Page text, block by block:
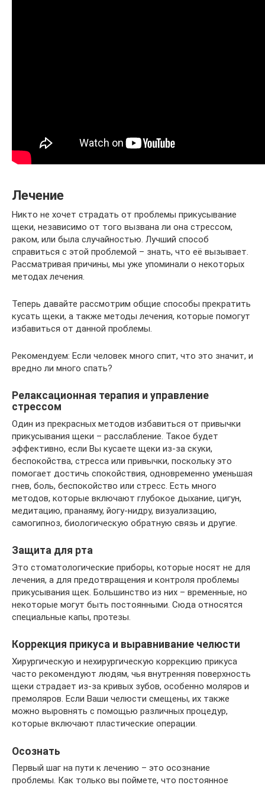
Лечение
Никто не хочет страдать от проблемы прикусывание
щеки, независимо от того вызвана ли она стрессом,
раком, или была случайностью. Лучший способ
справиться с этой проблемой – знать, что её вызывает.
Рассматривая причины, мы уже упоминали о некоторых
методах лечения.
Теперь давайте рассмотрим общие способы прекратить
кусать щеки, а также методы лечения, которые помогут
избавиться от данной проблемы.
Рекомендуем: Если человек много спит, что это значит, и
вредно ли много спать?
Релаксационная терапия и управление
стрессом
Один из прекрасных методов избавиться от привычки
прикусывания щеки – расслабление. Такое будет
эффективно, если Вы кусаете щеки из-за скуки,
беспокойства, стресса или привычки, поскольку это
помогает достичь спокойствия, одновременно уменьшая
гнев, боль, беспокойство или стресс. Есть много
методов, которые включают глубокое дыхание, цигун,
медитацию, пранаяму, йогу-нидру, визуализацию,
самогипноз, биологическую обратную связь и другие.
Защита для рта
Это стоматологические приборы, которые носят не для
лечения, а для предотвращения и контроля проблемы
прикусывания щек. Большинство из них – временные, но
некоторые могут быть постоянными. Сюда относятся
специальные капы, протезы.
Коррекция прикуса и выравнивание челюсти
Хирургическую и нехирургическую коррекцию прикуса
часто рекомендуют людям, чья внутренняя поверхность
щеки страдает из-за кривых зубов, особенно моляров и
премоляров. Если Ваши челюсти смещены, их также
можно выровнять с помощью различных процедур,
которые включают пластические операции.
Осознать
Первый шаг на пути к лечению – это осознание
проблемы. Как только вы поймете, что постоянное